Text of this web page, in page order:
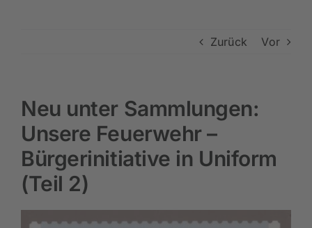
Zurück Vor
Neu unter Sammlungen:
Unsere Feuerwehr –
Bürgerinitiative in Uniform
(Teil 2)